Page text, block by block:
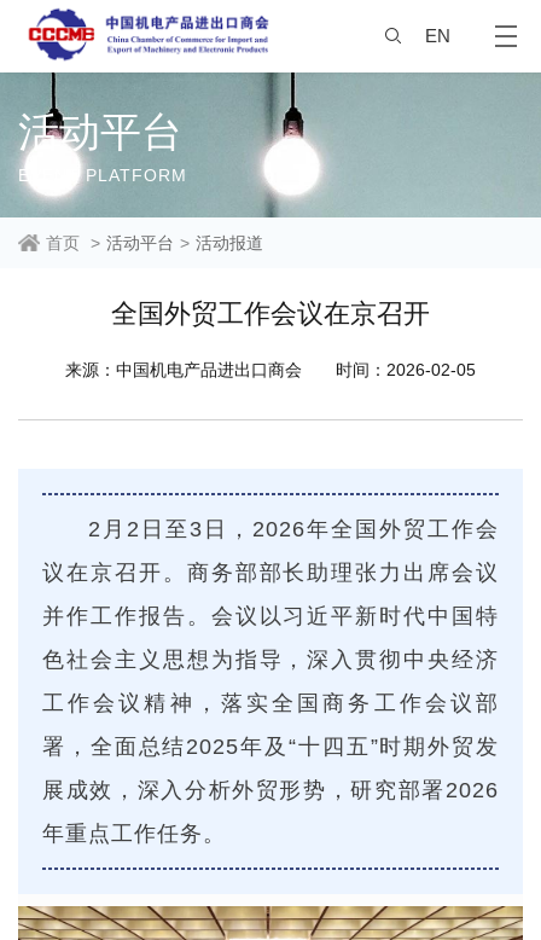
EN
活动平台
EVENT PLATFORM
首页 > 活动平台 > 活动报道
全国外贸工作会议在京召开
来源：中国机电产品进出口商会 时间：2026-02-05
2月2日至3日，2026年全国外贸工作会
议在京召开。商务部部长助理张力出席会议
并作工作报告。会议以习近平新时代中国特
色社会主义思想为指导，深入贯彻中央经济
工作会议精神，落实全国商务工作会议部
署，全面总结2025年及“十四五”时期外贸发
展成效，深入分析外贸形势，研究部署2026
年重点工作任务。